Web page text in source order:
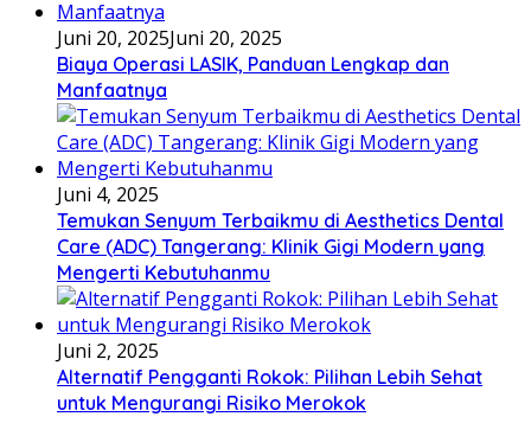
Juni 20, 2025Juni 20, 2025
Biaya Operasi LASIK, Panduan Lengkap dan
Manfaatnya
Juni 4, 2025
Temukan Senyum Terbaikmu di Aesthetics Dental
Care (ADC) Tangerang: Klinik Gigi Modern yang
Mengerti Kebutuhanmu
Juni 2, 2025
Alternatif Pengganti Rokok: Pilihan Lebih Sehat
untuk Mengurangi Risiko Merokok